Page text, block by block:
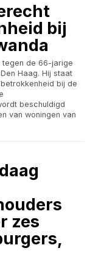
bij
tegen de 66-jarige
Haag. Hij staat
bij de
beschuldigd
van woningen van
zes